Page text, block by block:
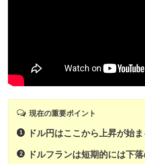
現在の重要ポイント
ドル円はここから上昇が始ま
ドルフランは短期的には下落